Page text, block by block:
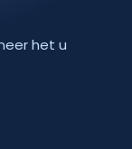
het u